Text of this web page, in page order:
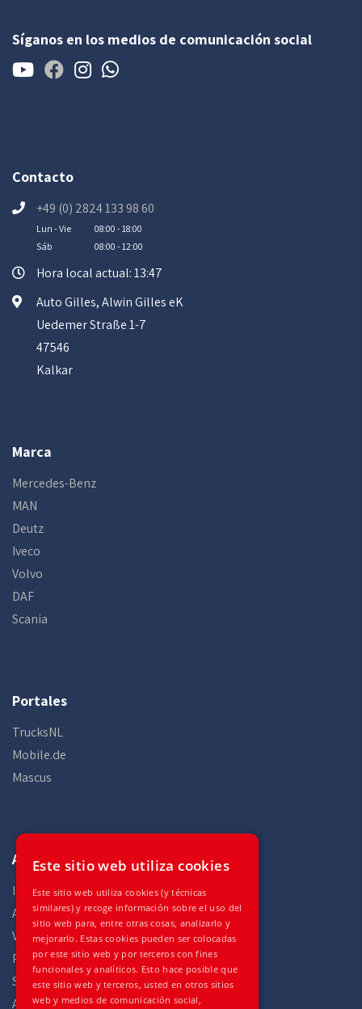
Síganos en los medios de comunicación social
Contacto
+49 (0) 2824 133 98 60
Lun - Vie
08:00 - 18:00
Sáb
08:00 - 12:00
Hora local actual: 13:47
Auto Gilles, Alwin Gilles eK
Uedemer Straße 1-7
47546
Kalkar
Marca
Mercedes-Benz
MAN
Deutz
Iveco
Volvo
DAF
Scania
Portales
TrucksNL
Mobile.de
Mascus
Auto Gilles
Inicio
Acciones
Vehículos
Partes
Servicios
Acerca de
Este sitio web utiliza cookies
Este sitio web utiliza cookies (y técnicas
similares) y recoge información sobre el uso del
sitio web para, entre otras cosas, analizarlo y
mejorarlo. Estas cookies pueden ser colocadas
por este sitio web y por terceros con fines
funcionales y analíticos. Esto hace posible que
este sitio web y terceros, usted en otros sitios
web y medios de comunicación social,